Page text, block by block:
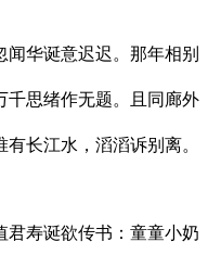
华诞意迟迟。那年相别
千思绪作无题。且同廊外
长江水，滔滔诉别离。
君寿诞欲传书：童童小奶